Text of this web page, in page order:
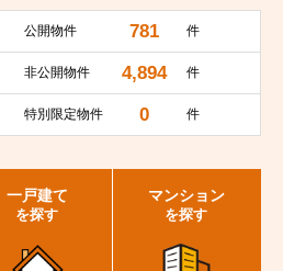
公開物件 781 件
非公開物件 4,894 件
特別限定物件 0 件
一戸建て
を探す
マンション
を探す